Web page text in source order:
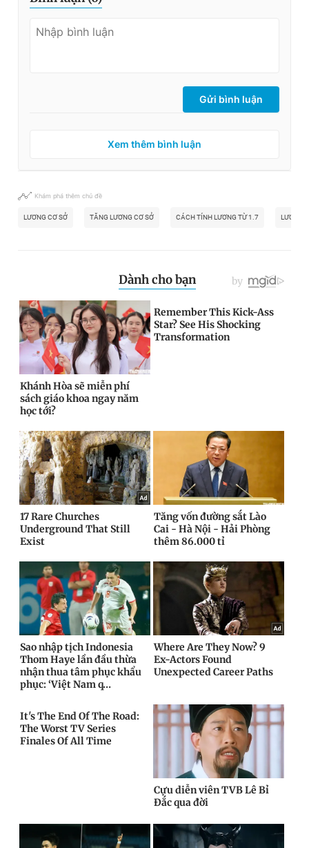
Gửi bình luận
Xem thêm bình luận
Khám phá thêm chủ đề
LƯƠNG CƠ SỞ TĂNG LƯƠNG CƠ SỞ CÁCH TÍNH LƯƠNG TỪ 1.7 LƯƠNG